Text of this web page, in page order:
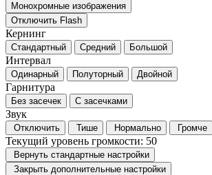
Монохромные изображения
Отключить Flash
Кернинг
Стандартный Средний Большой
Интервал
Одинарный Полуторный Двойной
Гарнитура
Без засечек С засечками
Звук
Отключить Тише Нормально Громче
Текущий уровень громкости: 50
Вернуть стандартные настройки
Закрыть дополнительные настройки